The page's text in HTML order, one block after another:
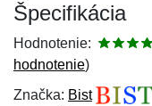
Špecifikácia
Hodnotenie:
hodnotenie)
Značka: Bist